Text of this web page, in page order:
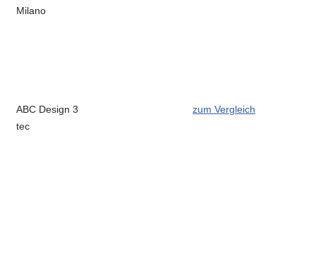
Milano
ABC Design 3
tec
zum Vergleich